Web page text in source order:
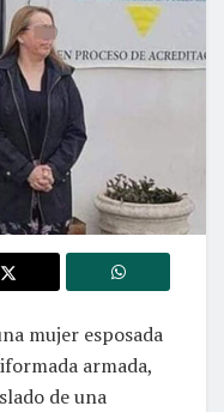
mujer esposada
armada,
de una